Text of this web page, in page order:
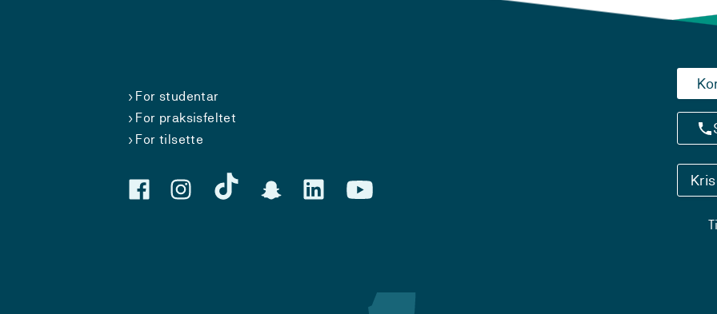
For studentar
For praksisfeltet
For tilsette